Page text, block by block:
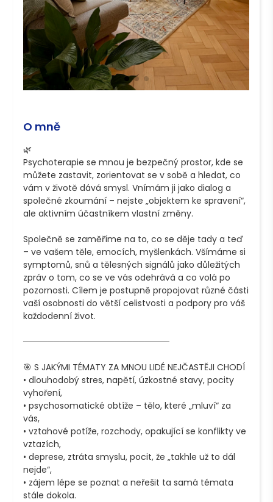
O mně
🌿
Psychoterapie se mnou je bezpečný prostor, kde se
můžete zastavit, zorientovat se v sobě a hledat, co
vám v životě dává smysl. Vnímám ji jako dialog a
společné zkoumání – nejste „objektem ke spravení“,
ale aktivním účastníkem vlastní změny.
Společně se zaměříme na to, co se děje tady a teď
– ve vašem těle, emocích, myšlenkách. Všímáme si
symptomů, snů a tělesných signálů jako důležitých
zpráv o tom, co se ve vás odehrává a co volá po
pozornosti. Cílem je postupně propojovat různé části
vaší osobnosti do větší celistvosti a podpory pro váš
každodenní život.
────────────────────────
🎯 S JAKÝMI TÉMATY ZA MNOU LIDÉ NEJČASTĚJI CHODÍ
• dlouhodobý stres, napětí, úzkostné stavy, pocity
vyhoření,
• psychosomatické obtíže – tělo, které „mluví“ za
vás,
• vztahové potíže, rozchody, opakující se konflikty ve
vztazích,
• deprese, ztráta smyslu, pocit, že „takhle už to dál
nejde“,
• zájem lépe se poznat a neřešit ta samá témata
stále dokola.